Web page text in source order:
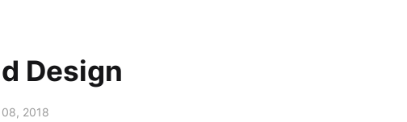
Design
2018